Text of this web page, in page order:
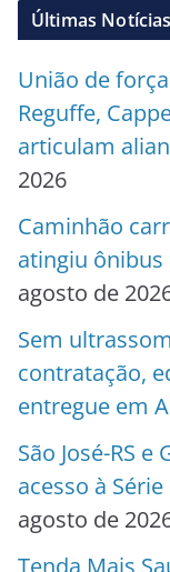
Últimas Notícias
União de
Reguffe,
articulam
2026
Caminhão
atingiu ônibus
agosto de
Sem
contratação,
entregue em
São José-RS
acesso à
agosto de